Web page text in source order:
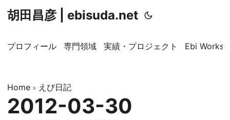
胡田昌彦 | ebisuda.net
プロフィール 専門領域 実績・プロジェクト Ebi
Home » えび日記
2012-03-30